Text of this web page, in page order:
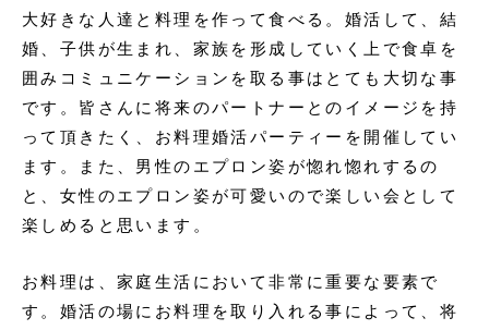
大好きな人達と料理を作って食べる。婚活して、結
婚、子供が生まれ、家族を形成していく上で食卓を
囲みコミュニケーションを取る事はとても大切な事
です。皆さんに将来のパートナーとのイメージを持
って頂きたく、お料理婚活パーティーを開催してい
ます。また、男性のエプロン姿が惚れ惚れするの
と、女性のエプロン姿が可愛いので楽しい会として
楽しめると思います。
お料理は、家庭生活において非常に重要な要素で
す。婚活の場にお料理を取り入れる事によって、将